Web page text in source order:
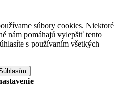
súbory cookies. Niektoré
nám pomáhajú vylepšiť tento
s používaním všetkých